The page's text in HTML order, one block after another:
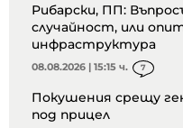
Рибарски, ПП:
случайност, или
инфраструктура
08.08.2026 | 15:15 ч. 7
Покушения срещу
под прицел